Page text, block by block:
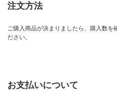
注文方法
ご購入商品が決まりましたら、購入数を
ださい。
お支払いについて